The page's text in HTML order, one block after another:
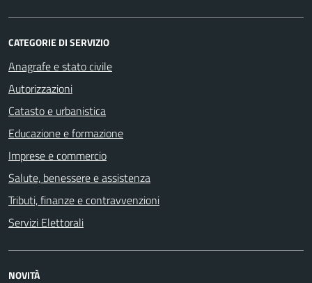
CATEGORIE DI SERVIZIO
Anagrafe e stato civile
Autorizzazioni
Catasto e urbanistica
Educazione e formazione
Imprese e commercio
Salute, benessere e assistenza
Tributi, finanze e contravvenzioni
Servizi Elettorali
NOVITÀ